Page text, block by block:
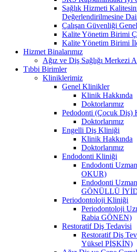
Sağlık Hizmeti
Değerlendirilmesine
Çalışan Güvenliği
Kalite Yönetim Birimi
Kalite Yönetim Birimi
Hizmet Binalarımız
Ağız ve Diş Sağlığı Merkezi
Tıbbi Birimler
Kliniklerimiz
Genel Klinikler
Klinik Hakkında
Doktorlarımız
Pedodonti (Çocuk Diş)
Doktorlarımız
Engelli Diş Kliniği
Klinik Hakkında
Doktorlarımız
Endodonti Kliniği
Endodonti
OKUR)
Endodonti
GÖNÜLLÜ
Periodontoloji Kliniği
Periodontoloji
Rabia GÖNEN)
Restoratif Diş Tedavisi
Restoratif Diş
Yüksel PİŞKİN)